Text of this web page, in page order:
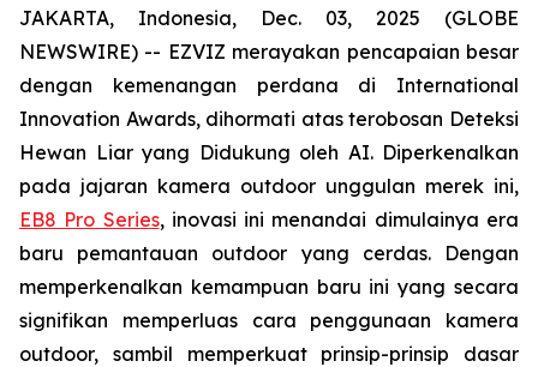
JAKARTA, Indonesia, Dec. 03, 2025 (GLOBE
NEWSWIRE) -- EZVIZ merayakan pencapaian besar
dengan kemenangan perdana di International
Innovation Awards, dihormati atas terobosan Deteksi
Hewan Liar yang Didukung oleh AI. Diperkenalkan
pada jajaran kamera outdoor unggulan merek ini,
EB8 Pro Series, inovasi ini menandai dimulainya era
baru pemantauan outdoor yang cerdas. Dengan
memperkenalkan kemampuan baru ini yang secara
signifikan memperluas cara penggunaan kamera
outdoor, sambil memperkuat prinsip-prinsip dasar